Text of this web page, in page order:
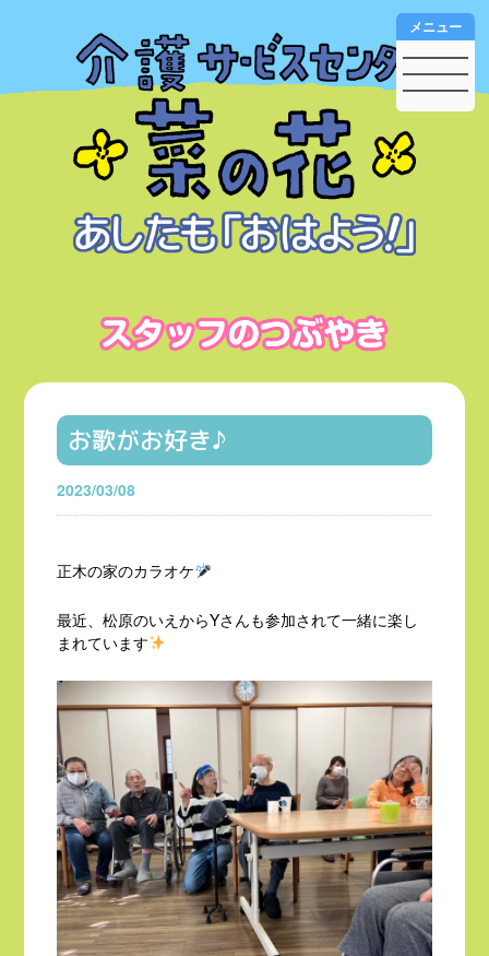
メニュー
お歌がお好き♪
2023/03/08
正木の家のカラオケ
最近、松原のいえからYさんも参加されて一緒に楽し
まれています